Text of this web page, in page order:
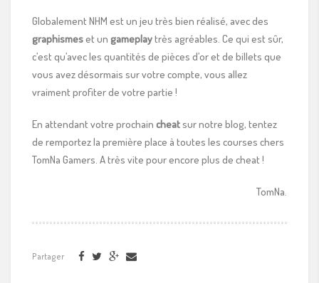
Globalement NHM est un jeu très bien réalisé, avec des
graphismeset un gameplaytrès agréables. Ce qui est sûr,
c’est qu’avec les quantités de pièces d’or et de billets que
vous avez désormais sur votre compte, vous allez
vraiment profiter de votre partie !
En attendant votre prochain cheatsur notre blog, tentez
de remportez la première place à toutes les courses chers
TomNa Gamers. A très vite pour encore plus de cheat !
TomNa.
Partager